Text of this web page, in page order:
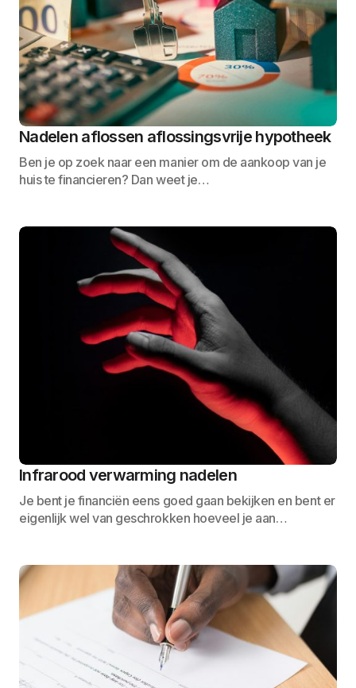
Nadelen aflossen aflossingsvrije hypotheek
Ben je op zoek naar een manier om de aankoop van je
huis te financieren? Dan weet je…
Infrarood verwarming nadelen
Je bent je financiën eens goed gaan bekijken en bent er
eigenlijk wel van geschrokken hoeveel je aan…